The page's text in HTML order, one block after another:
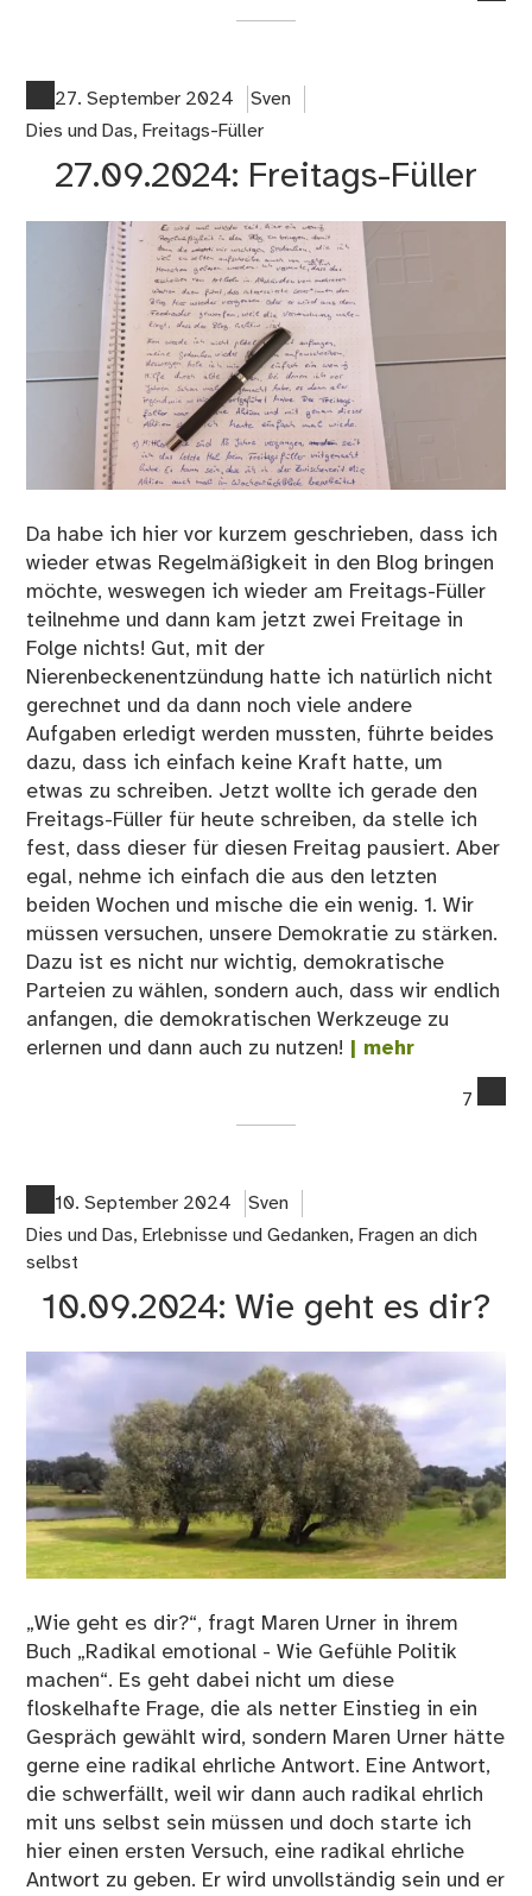
27. September 2024
Sven
Dies und Das, Freitags-Füller
27.09.2024: Freitags-Füller
Da habe ich hier vor kurzem geschrieben, dass ich
wieder etwas Regelmäßigkeit in den Blog bringen
möchte, weswegen ich wieder am Freitags-Füller
teilnehme und dann kam jetzt zwei Freitage in
Folge nichts! Gut, mit der
Nierenbeckenentzündung hatte ich natürlich nicht
gerechnet und da dann noch viele andere
Aufgaben erledigt werden mussten, führte beides
dazu, dass ich einfach keine Kraft hatte, um
etwas zu schreiben. Jetzt wollte ich gerade den
Freitags-Füller für heute schreiben, da stelle ich
fest, dass dieser für diesen Freitag pausiert. Aber
egal, nehme ich einfach die aus den letzten
beiden Wochen und mische die ein wenig. 1. Wir
müssen versuchen, unsere Demokratie zu stärken.
Dazu ist es nicht nur wichtig, demokratische
Parteien zu wählen, sondern auch, dass wir endlich
anfangen, die demokratischen Werkzeuge zu
erlernen und dann auch zu nutzen! | mehr
7
10. September 2024
Sven
Dies und Das, Erlebnisse und Gedanken, Fragen an dich
selbst
10.09.2024: Wie geht es dir?
„Wie geht es dir?“, fragt Maren Urner in ihrem
Buch „Radikal emotional - Wie Gefühle Politik
machen“. Es geht dabei nicht um diese
floskelhafte Frage, die als netter Einstieg in ein
Gespräch gewählt wird, sondern Maren Urner hätte
gerne eine radikal ehrliche Antwort. Eine Antwort,
die schwerfällt, weil wir dann auch radikal ehrlich
mit uns selbst sein müssen und doch starte ich
hier einen ersten Versuch, eine radikal ehrliche
Antwort zu geben. Er wird unvollständig sein und er